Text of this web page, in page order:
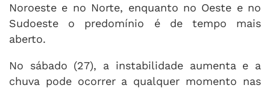
Noroeste e no Norte, enquanto no Oeste e no
Sudoeste o predomínio é de tempo mais
aberto.
No sábado (27), a instabilidade aumenta e a
chuva pode ocorrer a qualquer momento nas